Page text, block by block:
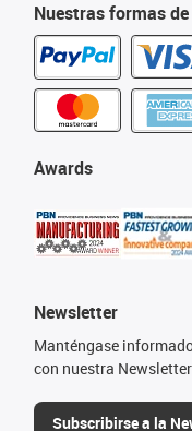
Nuestras formas
Awards
Newsletter
Manténgase
con nuestra
Subscribirse a la